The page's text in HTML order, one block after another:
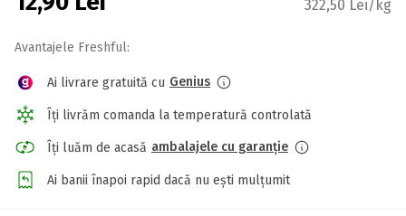
322,50 Lei/kg
Avantajele Freshful:
Ai livrare gratuită cu Genius
Îți livrăm comanda la temperatură controlată
Îți luăm de acasă ambalajele cu garanție
Ai banii înapoi rapid dacă nu ești mulțumit